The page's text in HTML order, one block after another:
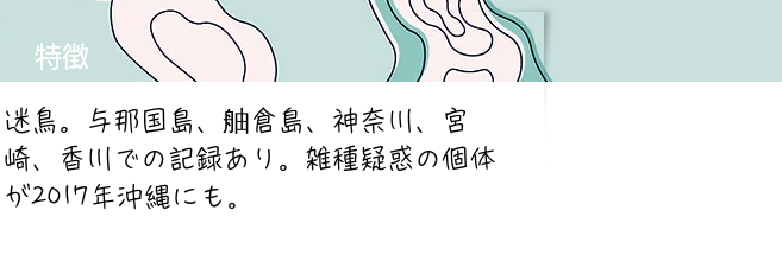
特徴
迷鳥。与那国島、舳倉島、神奈川、宮
崎、香川での記録あり。雑種疑惑の個体
が2017年沖縄にも。